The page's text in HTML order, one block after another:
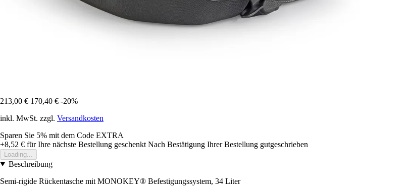
213,00 € 170,40 € -20%
inkl. MwSt. zzgl. Versandkosten
Sparen Sie 5% mit dem Code EXTRA
+8,52 € für Ihre nächste Bestellung geschenkt Nach Bestätigung Ihrer Bestellung gutgeschrieben
Loading...
Beschreibung
Semi-rigide Rückentasche mit MONOKEY® Befestigungssystem, 34 Liter